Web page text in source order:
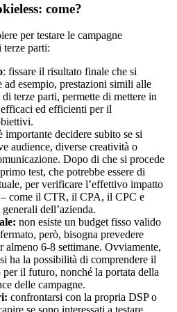
come?
per testare le campagne
parti:
: fissare il risultato finale che si
ad esempio, prestazioni simili alle
terze parti, permette di mettere in
ed efficienti per il
importante decidere subito se si
audience, diverse creatività o
Dopo di che si procede
test, che potrebbe essere di
per verificare l’effettivo impatto
come il CTR, il CPA, il CPC e
dell’azienda.
non esiste un budget fisso valido
però, bisogna prevedere
almeno 6-8 settimane. Ovviamente,
ha la possibilità di comprendere il
per il futuro, nonché la portata della
delle campagne.
confrontarsi con la propria DSP o